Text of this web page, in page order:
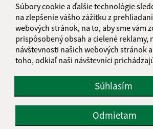
Súbory cookie a ďalšie technológie
na zlepšenie vášho zážitku z
webových stránok, na to, aby sme vám
prispôsobený obsah a cielené reklamy,
návštevnosti našich webových stránok
toho, odkiaľ naši návštevníci
Súhlasím
Odmietam
+421 245 985 218
IČO: 00305057